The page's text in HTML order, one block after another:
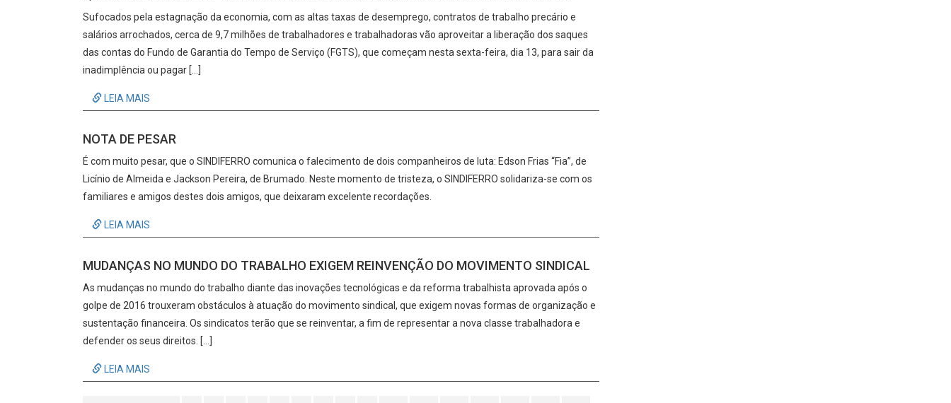
Sufocados pela estagnação da economia, com as altas taxas de desemprego, contratos de trabalho precário e
salários arrochados, cerca de 9,7 milhões de trabalhadores e trabalhadoras vão aproveitar a liberação dos saques
das contas do Fundo de Garantia do Tempo de Serviço (FGTS), que começam nesta sexta-feira, dia 13, para sair da
inadimplência ou pagar […]
LEIA MAIS
NOTA DE PESAR
É com muito pesar, que o SINDIFERRO comunica o falecimento de dois companheiros de luta: Edson Frias “Fia”, de
Licínio de Almeida e Jackson Pereira, de Brumado. Neste momento de tristeza, o SINDIFERRO solidariza-se com os
familiares e amigos destes dois amigos, que deixaram excelente recordações.
LEIA MAIS
MUDANÇAS NO MUNDO DO TRABALHO EXIGEM REINVENÇÃO DO MOVIMENTO SINDICAL
As mudanças no mundo do trabalho diante das inovações tecnológicas e da reforma trabalhista aprovada após o
golpe de 2016 trouxeram obstáculos à atuação do movimento sindical, que exigem novas formas de organização e
sustentação financeira. Os sindicatos terão que se reinventar, a fim de representar a nova classe trabalhadora e
defender os seus direitos. […]
LEIA MAIS